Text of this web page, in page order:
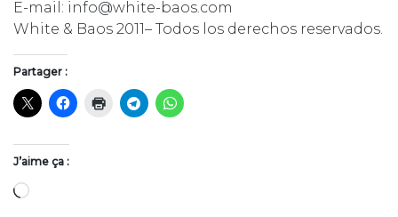
E-mail: info@white-baos.com
White & Baos 2011– Todos los derechos reservados.
Partager :
J’aime ça :
Chargement…